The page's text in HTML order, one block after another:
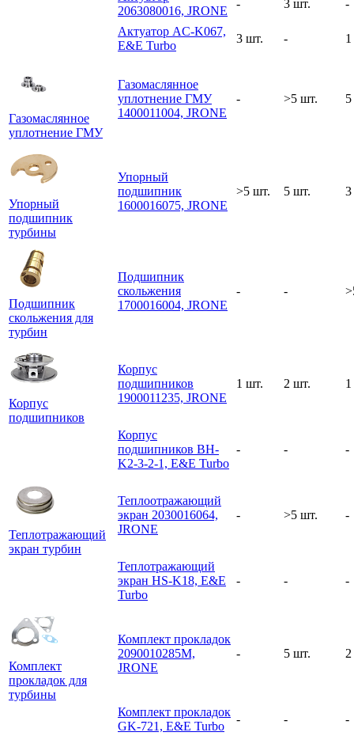
2063080016, JRONE
- 3 шт. -
Актуатор AC-K067,
E&E Turbo
3 шт. -
Газомаслянное
уплотнение ГМУ
Газомаслянное
уплотнение ГМУ
1400011004, JRONE
- >5 шт.
Упорный
подшипник
турбины
Упорный
подшипник
1600016075, JRONE
>5 шт. 5 шт.
Подшипник
скольжения для
турбин
Подшипник
скольжения
1700016004, JRONE
- -
Корпус
подшипников
Корпус
подшипников
1900011235, JRONE
1 шт. 2 шт.
Корпус
подшипников BH-
K2-3-2-1, E&E Turbo
- - -
Теплотражающий
экран турбин
Теплоотражающий
экран 2030016064,
JRONE
- >5 шт. -
Теплотражающий
экран HS-K18, E&E
Turbo
- - -
Комплект
прокладок для
турбины
Комплект прокладок
2090010285M,
JRONE
- 5 шт.
Комплект прокладок
GK-721, E&E Turbo
- -
-